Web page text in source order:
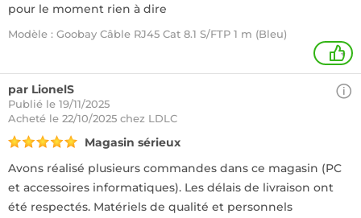
pour le moment rien à dire
Modèle : Goobay Câble RJ45 Cat 8.1 S/FTP 1 m (Bleu)
+
par LionelS
Publié le 19/11/2025
Acheté le 22/10/2025 chez LDLC
Magasin sérieux
Avons réalisé plusieurs commandes dans ce magasin (PC
et accessoires informatiques). Les délais de livraison ont
été respectés. Matériels de qualité et personnels